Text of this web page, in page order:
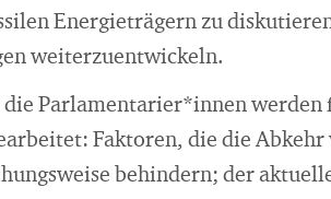
Energieträgern zu
weiterzuentwickeln.
Parlamentarier*innen werden
Faktoren, die die Abkehr
behindern; der